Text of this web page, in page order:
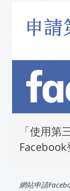
「使用第
網站申請